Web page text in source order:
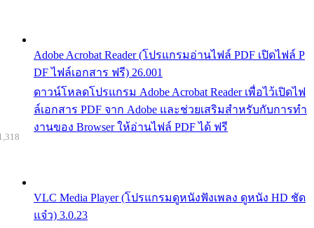
Adobe Acrobat Reader (โปรแกรมอ่านไฟล์ PDF เปิดไฟล์ P
DF ไฟล์เอกสาร ฟรี) 26.001
ดาวน์โหลดโปรแกรม Adobe Acrobat Reader เพื่อไว้เปิดไฟ
ล์เอกสาร PDF จาก Adobe และช่วยเสริมสำหรับกับการทำ
งานของ Browser ให้อ่านไฟล์ PDF ได้ ฟรี
VLC Media Player (โปรแกรมดูหนังฟังเพลง ดูหนัง HD ชัด
แจ๋ว) 3.0.23